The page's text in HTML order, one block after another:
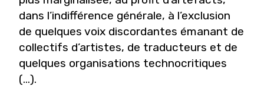
dans l’indifférence générale, à l’exclusion
de quelques voix discordantes émanant de
collectifs d’artistes, de traducteurs et de
quelques organisations technocritiques
(...).